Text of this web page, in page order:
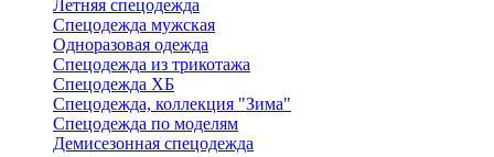
Летняя спецодежда
Спецодежда мужская
Одноразовая одежда
Спецодежда из трикотажа
Спецодежда ХБ
Спецодежда, коллекция "Зима"
Спецодежда по моделям
Демисезонная спецодежда